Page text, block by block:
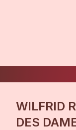
WILFRID
DES